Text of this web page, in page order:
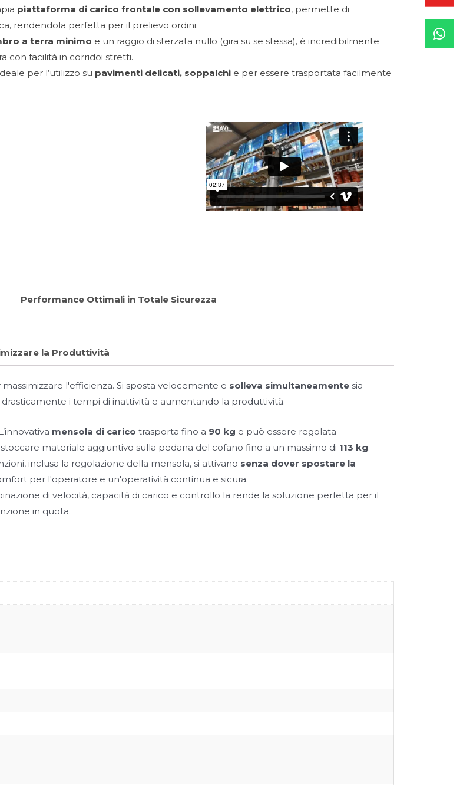
piattaforma di carico frontale con sollevamento elettrico, permette di
rendendola perfetta per il prelievo ordini.
a terra minimo e un raggio di sterzata nullo (gira su se stessa), è incredibilmente
con facilità in corridoi stretti.
per l’utilizzo su pavimenti delicati, soppalchi e per essere trasportata facilmente
Performance Ottimali in Totale Sicurezza
la Produttività
l'efficienza. Si sposta velocemente e solleva simultaneamente sia
drasticamente i tempi di inattività e aumentando la produttività.
L’innovativa mensola di carico trasporta fino a 90 kg e può essere regolata
materiale aggiuntivo sulla pedana del cofano fino a un massimo di 113 kg.
inclusa la regolazione della mensola, si attivano senza dover spostare la
per l'operatore e un'operatività continua e sicura.
di velocità, capacità di carico e controllo la rende la soluzione perfetta per il
in quota.